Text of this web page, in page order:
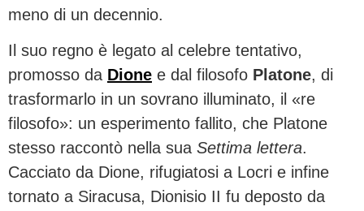
meno di un decennio.
Il suo regno è legato al celebre tentativo,
promosso da Dione e dal filosofo Platone, di
trasformarlo in un sovrano illuminato, il «re
filosofo»: un esperimento fallito, che Platone
stesso raccontò nella sua Settima lettera.
Cacciato da Dione, rifugiatosi a Locri e infine
tornato a Siracusa, Dionisio II fu deposto da